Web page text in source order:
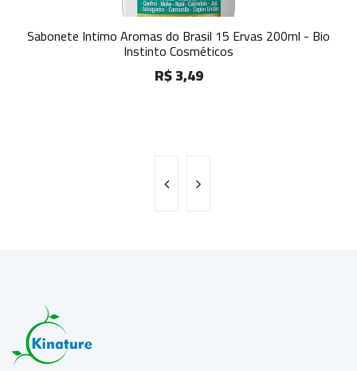
Sabonete Intimo Aromas do Brasil 15 Ervas 200ml - Bio
Instinto Cosméticos
R$ 3,49